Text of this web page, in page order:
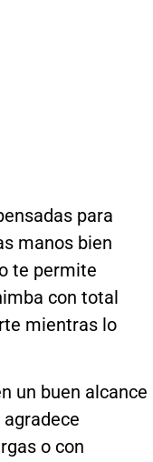
para
manos bien
te permite
con total
mientras lo
un buen alcance
o con